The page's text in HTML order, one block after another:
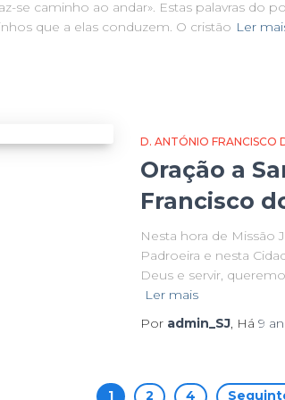
caminho ao andar». Estas palavras do
que a elas conduzem. O cristão Ler
D. ANTÓNIO FRANCISCO
Oração a
Francisco
Nesta hora de Missão
Padroeira e nesta
Deus e servir,
Ler mais
Por admin_SJ, Há 9
1 2 4